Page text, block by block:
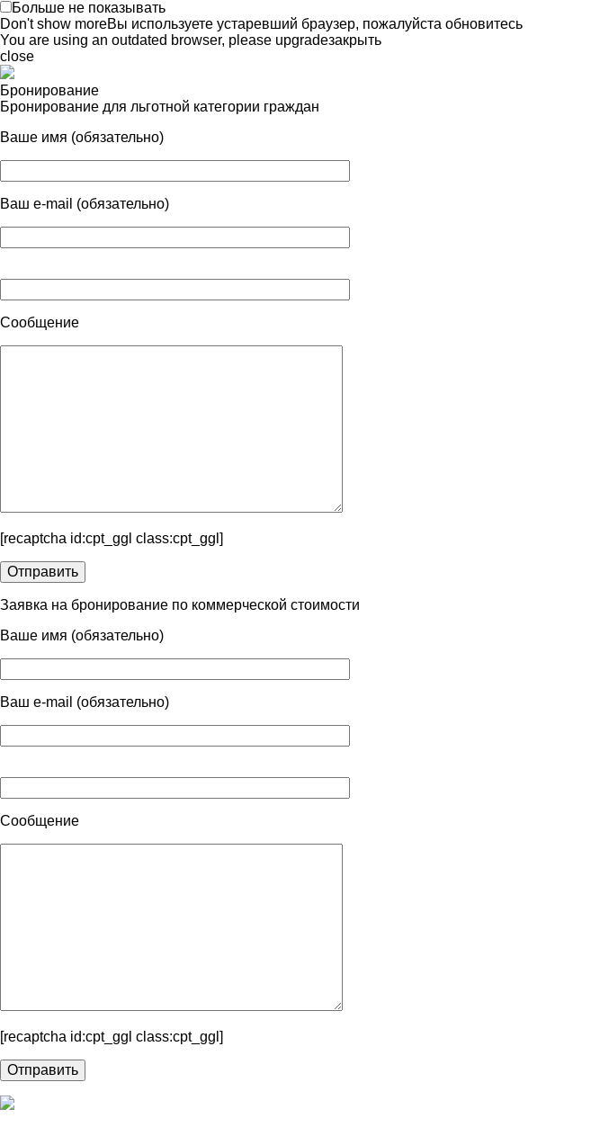
Больше не показывать
Don't show moreВы используете устаревший браузер, пожалуйста обновитесь
You are using an outdated browser, please upgradeзакрыть
close
Бронирование
Бронирование для льготной категории граждан
Ваше имя (обязательно)
Ваш e-mail (обязательно)
Сообщение
[recaptcha id:cpt_ggl class:cpt_ggl]
Заявка на бронирование по коммерческой стоимости
Ваше имя (обязательно)
Ваш e-mail (обязательно)
Сообщение
[recaptcha id:cpt_ggl class:cpt_ggl]